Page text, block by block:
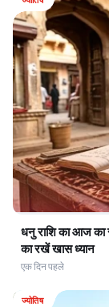
धनु राशि का आज का
का रखें खास ध्यान
एक दिन पहले
ज्योतिष